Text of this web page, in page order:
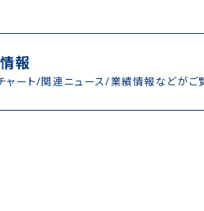
報
ャート/関連ニュース/業績情報などがご